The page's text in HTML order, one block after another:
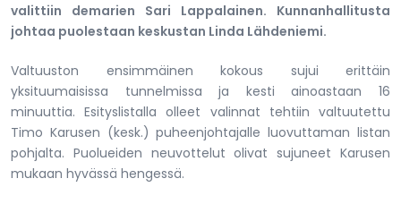
valittiin demarien Sari Lappalainen. Kunnanhallitusta
johtaa puolestaan keskustan Linda Lähdeniemi.
Valtuuston ensimmäinen kokous sujui erittäin
yksituumaisissa tunnelmissa ja kesti ainoastaan 16
minuuttia. Esityslistalla olleet valinnat tehtiin valtuutettu
Timo Karusen (kesk.) puheenjohtajalle luovuttaman listan
pohjalta. Puolueiden neuvottelut olivat sujuneet Karusen
mukaan hyvässä hengessä.